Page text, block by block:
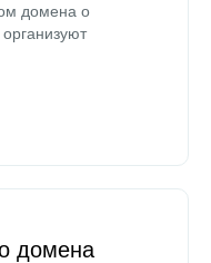
домена о
домена